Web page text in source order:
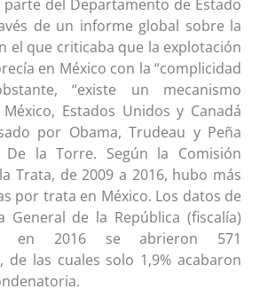
del Departamento de Estado
de un informe global sobre la
el que criticaba que la explotación
en México con la “complicidad
“existe un mecanismo
Estados Unidos y Canadá
por Obama, Trudeau y Peña
De la Torre. Según la Comisión
Trata, de 2009 a 2016, hubo más
por trata en México. Los datos de
General de la República (fiscalía)
en 2016 se abrieron 571
de las cuales solo 1,9% acabaron